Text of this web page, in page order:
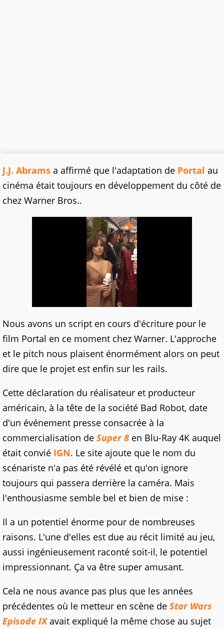
J.J. Abrams a affirmé que l'adaptation de Portal au
cinéma était toujours en développement du côté de
chez Warner Bros..
Nous avons un script en cours d'écriture pour le
film Portal en ce moment chez Warner. L'approche
et le pitch nous plaisent énormément alors on peut
dire que le projet est enfin sur les rails.
Cette déclaration du réalisateur et producteur
américain, à la tête de la société Bad Robot, date
d'un événement presse consacrée à la
commercialisation de Super 8 en Blu-Ray 4K auquel
était convié IGN. Le site ajoute que le nom du
scénariste n'a pas été révélé et qu'on ignore
toujours qui passera derrière la caméra. Mais
l'enthousiasme semble bel et bien de mise :
Il a un potentiel énorme pour de nombreuses
raisons. L'une d'elles est due au récit limité au jeu,
aussi ingénieusement raconté soit-il, le potentiel
impressionnant. Ça va être super amusant.
Cela ne nous avance pas plus que les années
précédentes où le metteur en scène de Star Wars
Episode IXavait expliqué la même chose au sujet